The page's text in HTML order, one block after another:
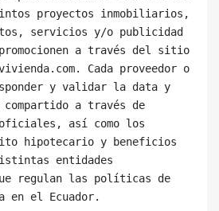
proyectos inmobiliarios,
servicios y/o publicidad
promocionen a través del sitio
Cada proveedor o
y validar la data y
a través de
así como los
hipotecario y beneficios
entidades
regulan las políticas de